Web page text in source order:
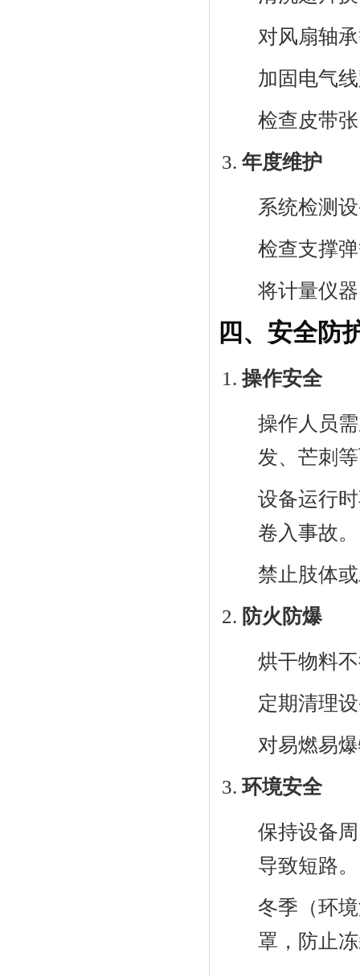
对风扇轴
加固电气
检查皮带
年度维护
系统检测
检查支撑
将计量仪
四、安全防
操作安全
操作人员
发、芒刺
设备运行
卷入事故。
禁止肢体
防火防爆
烘干物料
定期清理
对易燃易
环境安全
保持设备
导致短路。
冬季（环
罩，防止